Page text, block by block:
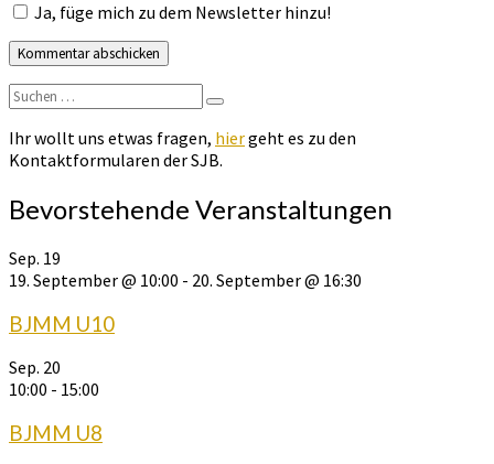
Ja, füge mich zu dem Newsletter hinzu!
Suchen
nach:
Suchen
Ihr wollt uns etwas fragen, hiergeht es zu den
Kontaktformularen der SJB.
Bevorstehende Veranstaltungen
Sep. 19
19. September @ 10:00 - 20. September @ 16:30
BJMM U10
Sep. 20
10:00 - 15:00
BJMM U8